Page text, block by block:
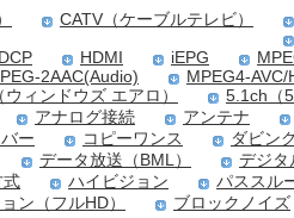
CATV（ケーブルテレビ）
HDMI iEPG
2AAC(Audio)
MPEG4-AVC/
ィンドウズ エアロ）
5.1ch（
アナログ接続 アンテナ
ー コピーワンス
ダビン
データ放送（BML） デジタ
式
ハイビジョン パススル
ン（フルHD） ブロックノイズ